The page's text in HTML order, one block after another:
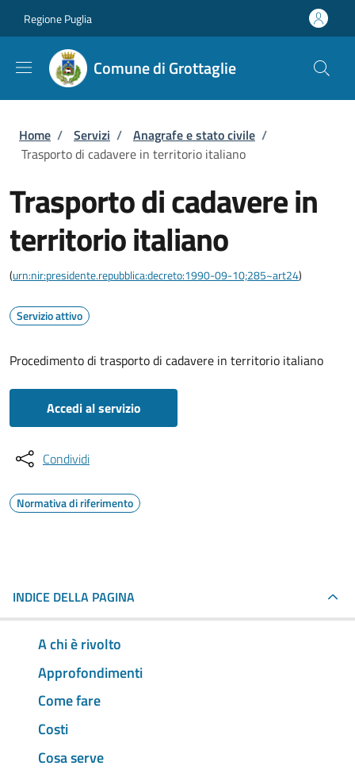
Regione Puglia
Comune di Grottaglie
Briciole di pane
Home / Servizi / Anagrafe e stato civile /
Trasporto di cadavere in territorio italiano
Trasporto di cadavere in
territorio italiano
(urn:nir:presidente.repubblica:decreto:1990-09-10;285~art24)
Servizio attivo
Procedimento di trasporto di cadavere in territorio italiano
Accedi al servizio
Condividi
Normativa di riferimento
INDICE DELLA PAGINA
A chi è rivolto
Approfondimenti
Come fare
Costi
Cosa serve